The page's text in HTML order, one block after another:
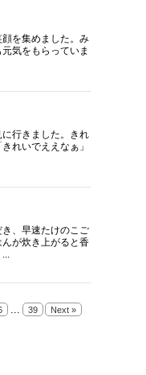
を集めました。み
気をもらっていま
行きました。きれ
れいでええなぁ」
、早速たけのこご
が炊き上がると香
...
... 39 Next »